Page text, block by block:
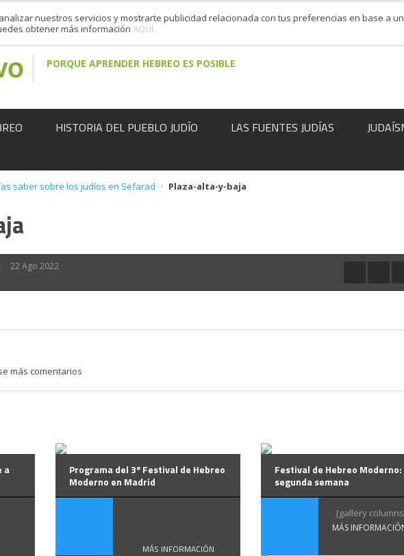
PORQUE APRENDER HEBREO ES POSIBLE
HISTORIA DEL PUEBLO JUDÍO LAS FUENTES JUDÍAS
saber sobre los judíos en Sefarad · Plaza-alta-y-baja
22 Ago 2022
más comentarios
a
Programa del 3º Festival de Hebreo
Moderno en Madrid
MÁS INFORMACIÓN
Festival de Hebreo Moderno:
segunda semana
[gallery
MÁS
nuestros servicios y mostrarte publicidad relacionada con tus preferencias en base a
obtener más información AQUÍ